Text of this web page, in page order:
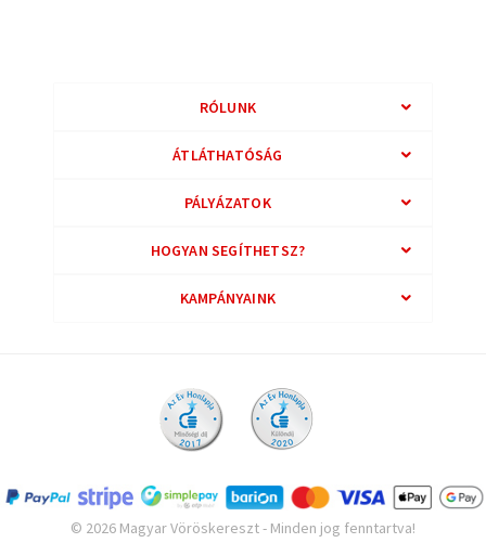
RÓLUNK
ÁTLÁTHATÓSÁG
PÁLYÁZATOK
HOGYAN SEGÍTHETSZ?
KAMPÁNYAINK
© 2026 Magyar Vöröskereszt - Minden jog fenntartva!